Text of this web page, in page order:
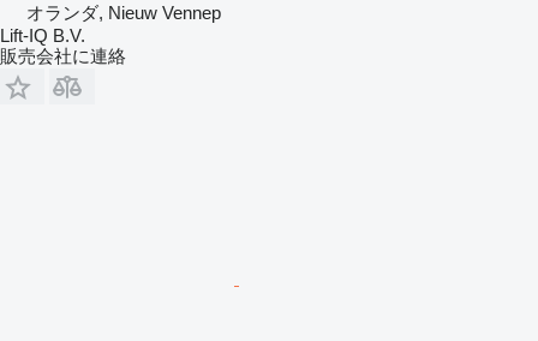
オランダ, Nieuw Vennep
Lift-IQ B.V.
販売会社に連絡